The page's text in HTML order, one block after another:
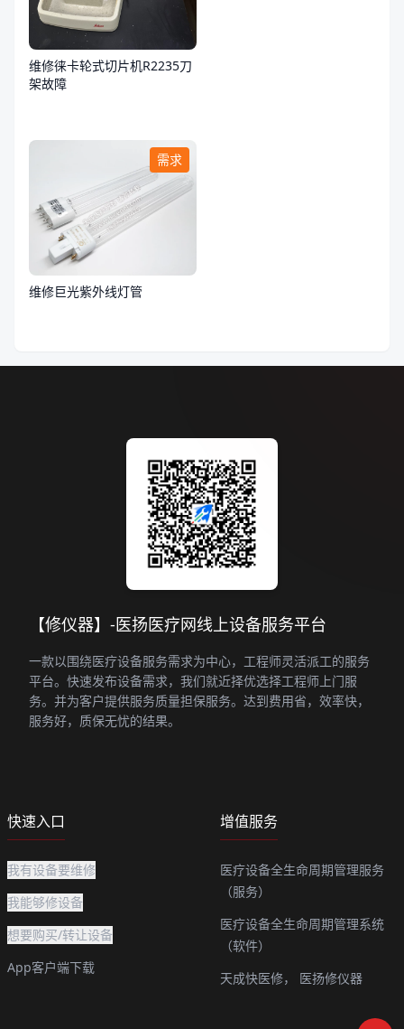
维修徕卡轮式切片机R2235刀
架故障
需求
维修巨光紫外线灯管
【修仪器】-医扬医疗网线上设备服务平台
一款以围绕医疗设备服务需求为中心，工程师灵活派工的服务
平台。快速发布设备需求，我们就近择优选择工程师上门服
务。并为客户提供服务质量担保服务。达到费用省，效率快，
服务好，质保无忧的结果。
快速入口
我有设备要维修
我能够修设备
想要购买/转让设备
App客户端下载
增值服务
医疗设备全生命周期管理服务
（服务）
医疗设备全生命周期管理系统
（软件）
天成快医修，
医扬修仪器